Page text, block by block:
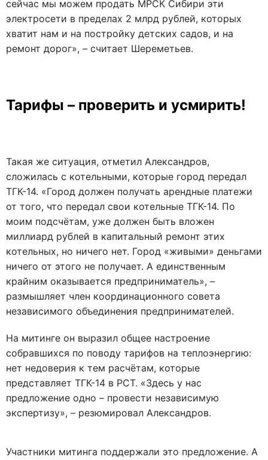
сейчас мы можем продать МРСК Сибири эти
электросети в пределах 2 млрд рублей, которых
хватит нам и на постройку детских садов, и на
ремонт дорог», – считает Шереметьев.
Тарифы – проверить и усмирить!
Такая же ситуация, отметил Александров,
сложилась с котельными, которые город передал
ТГК-14. «Город должен получать арендные платежи
от того, что передал свои котельные ТГК-14. По
моим подсчётам, уже должен быть вложен
миллиард рублей в капитальный ремонт этих
котельных, но ничего нет. Город «живыми» деньгами
ничего от этого не получает. А единственным
крайним оказывается предприниматель», –
размышляет член координационного совета
независимого объединения предпринимателей.
На митинге он выразил общее настроение
собравшихся по поводу тарифов на теплоэнергию:
нет недоверия к тем расчётам, которые
представляет ТГК-14 в РСТ. «Здесь у нас
предложение одно – провести независимую
экспертизу», – резюмировал Александров.
Участники митинга поддержали это предложение. А